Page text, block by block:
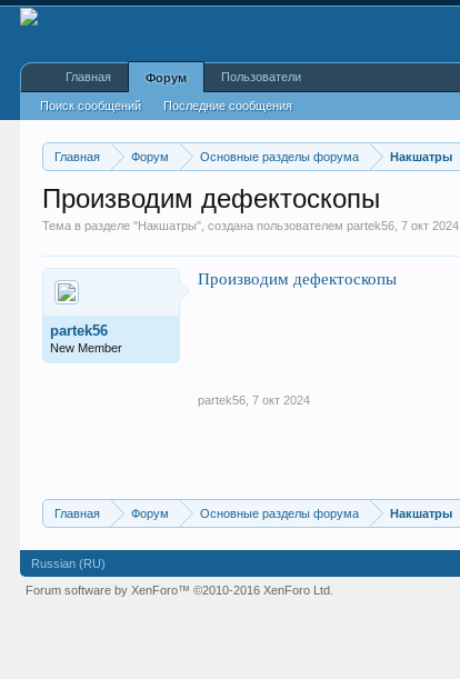
Главная Форум Основные разделы форума Накшатры
Производим дефектоскопы
Тема в разделе "Накшатры", создана пользователемpartek56 ,7 окт 2024
partek56
New Member
Производим дефектоскопы
partek56 7 окт 2024
Главная Форум Основные разделы форума Накшатры
Главная Форум
Поиск сообщений Последние сообщения
Пользователи
Russian (RU)
Forum software by XenForo™©2010-2016 XenForo Ltd.